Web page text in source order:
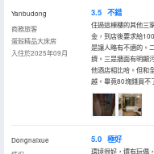
Yanbudong
商務旅客
蛋殼精品大床房
入住於2025年09月
3.5 不錯
住過這棟樓的其他三
金，到店後要求給
是讓人略有不適的。
擠。三是牆面有明顯
他酒店相比哈。但和
越。畢竟80塊錢買不
Dongnaixue
5.0 極好
環境很好，還有玩偶